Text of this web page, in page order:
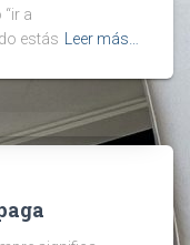
a
estás
Leer más…